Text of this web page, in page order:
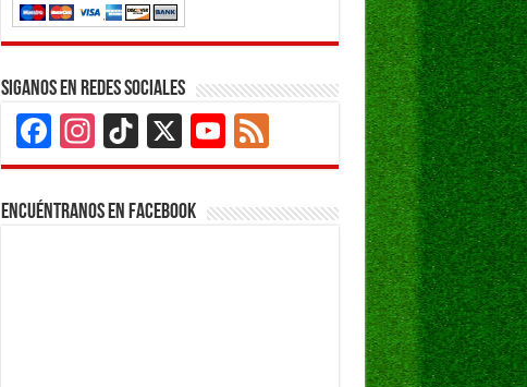
Siganos en Redes Sociales
Facebook
Instagram
TikTok
X YouTube
Channel
Feed
Encuéntranos en Facebook